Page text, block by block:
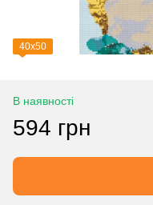
40х50
В наявності
594 грн